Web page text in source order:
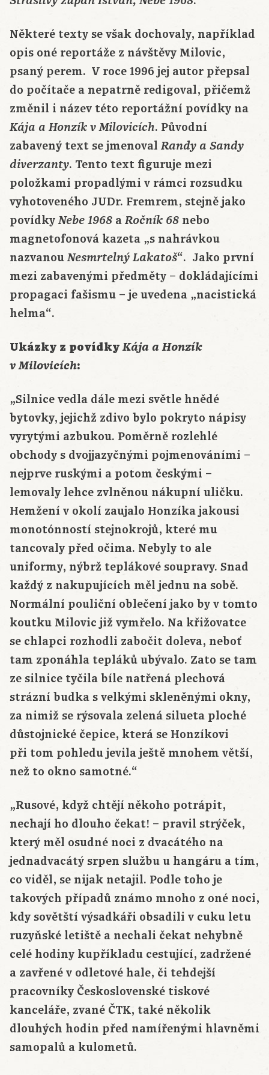
Některé texty se však dochovaly, například
opis oné reportáže z návštěvy Milovic,
psaný perem. V roce 1996 jej autor přepsal
do počítače a nepatrně redigoval, přičemž
změnil i název této reportážní povídky na
Kája a Honzík v Milovicích. Původní
zabavený text se jmenoval Randy a Sandy
diverzanty. Tento text figuruje mezi
položkami propadlými v rámci rozsudku
vyhotoveného JUDr. Fremrem, stejně jako
povídky Nebe 1968 a Ročník 68 nebo
magnetofonová kazeta „s nahrávkou
nazvanou Nesmrtelný Lakatoš“. Jako první
mezi zabavenými předměty – dokládajícími
propagaci fašismu – je uvedena „nacistická
helma“.
Ukázky z povídkyKája a Honzík
v Milovicích:
„Silnice vedla dále mezi světle hnědé
bytovky, jejichž zdivo bylo pokryto nápisy
vyrytými azbukou. Poměrně rozlehlé
obchody s dvojjazyčnými pojmenováními –
nejprve ruskými a potom českými –
lemovaly lehce zvlněnou nákupní uličku.
Hemžení v okolí zaujalo Honzíka jakousi
monotónností stejnokrojů, které mu
tancovaly před očima. Nebyly to ale
uniformy, nýbrž teplákové soupravy. Snad
každý z nakupujících měl jednu na sobě.
Normální pouliční oblečení jako by v tomto
koutku Milovic již vymřelo. Na křižovatce
se chlapci rozhodli zabočit doleva, neboť
tam zponáhla tepláků ubývalo. Zato se tam
ze silnice tyčila bíle natřená plechová
strázní budka s velkými skleněnými okny,
za nimiž se rýsovala zelená silueta ploché
důstojnické čepice, která se Honzíkovi
při tom pohledu jevila ještě mnohem větší,
než to okno samotné.“
„Rusové, když chtějí někoho potrápit,
nechají ho dlouho čekat! – pravil strýček,
který měl osudné noci z dvacátého na
jednadvacátý srpen službu u hangáru a tím,
co viděl, se nijak netajil. Podle toho je
takových případů známo mnoho z oné noci,
kdy sovětští výsadkáři obsadili v cuku letu
ruzyňské letiště a nechali čekat nehybně
celé hodiny kupříkladu cestující, zadržené
a zavřené v odletové hale, či tehdejší
pracovníky Československé tiskové
kanceláře, zvané ČTK, také několik
dlouhých hodin před namířenými hlavněmi
samopalů a kulometů.